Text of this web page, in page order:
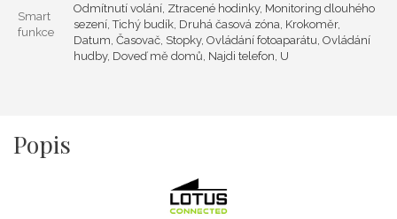
Smart
funkce
Odmítnutí volání, Ztracené hodinky, Monitoring dlouhého
sezení, Tichý budík, Druhá časová zóna, Krokoměr,
Datum, Časovač, Stopky, Ovládání fotoaparátu, Ovládání
hudby, Doveď mě domů, Najdi telefon, U
Popis